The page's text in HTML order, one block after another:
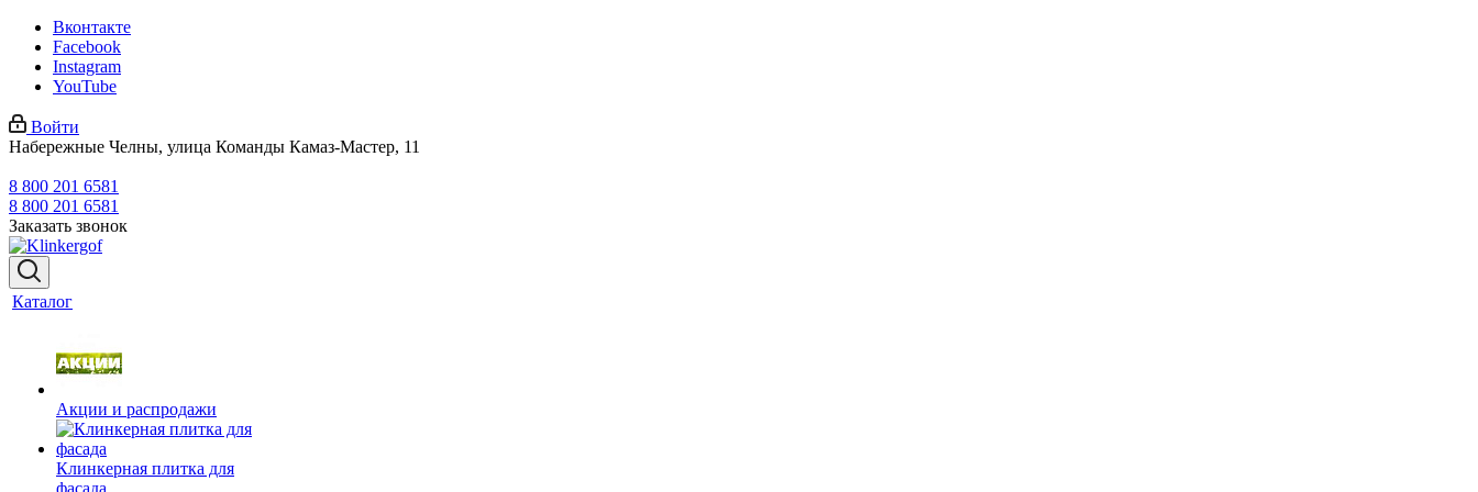
Вконтакте
Facebook
Instagram
YouTube
Войти
Набережные Челны, улица Команды Камаз-Мастер, 11
8 800 201 6581
8 800 201 6581
Заказать звонок
Каталог
Акции и распродажи
Клинкерная плитка для
фасада